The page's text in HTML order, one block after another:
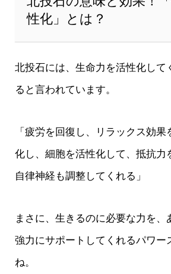
性化」とは？
北投石には、生命力を活性化して
ると言われています。
「疲労を回復し、リラックス効
化し、細胞を活性化して、抵抗力
自律神経も調整してくれる」
まさに、生きるのに必要な力を、
強力にサポートしてくれるパワー
ね。